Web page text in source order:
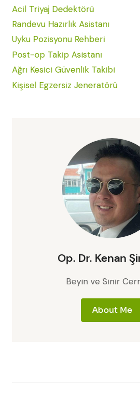
Acil Triyaj Dedektörü
Randevu Hazırlık Asistanı
Uyku Pozisyonu Rehberi
Post-op Takip Asistanı
Ağrı Kesici Güvenlik Takibi
Kişisel Egzersiz Jeneratörü
Op. Dr. Kenan
Beyin ve Sinir
About Me